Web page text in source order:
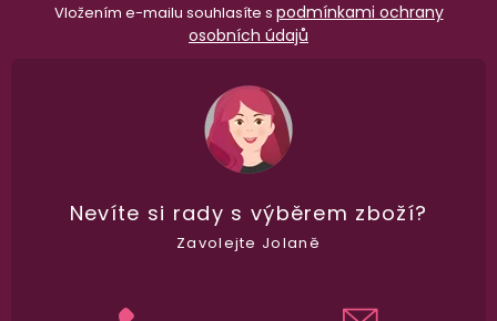
Vložením e-mailu souhlasíte s podmínkami ochrany
osobních údajů
Nevíte si rady s výběrem zboží?
Zavolejte Jolaně